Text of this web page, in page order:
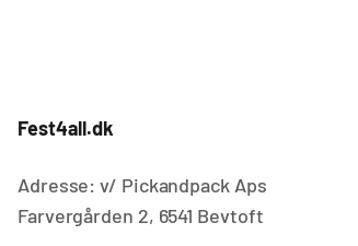
Fest4all.dk
Adresse: v/ Pickandpack Aps
Farvergården 2, 6541 Bevtoft